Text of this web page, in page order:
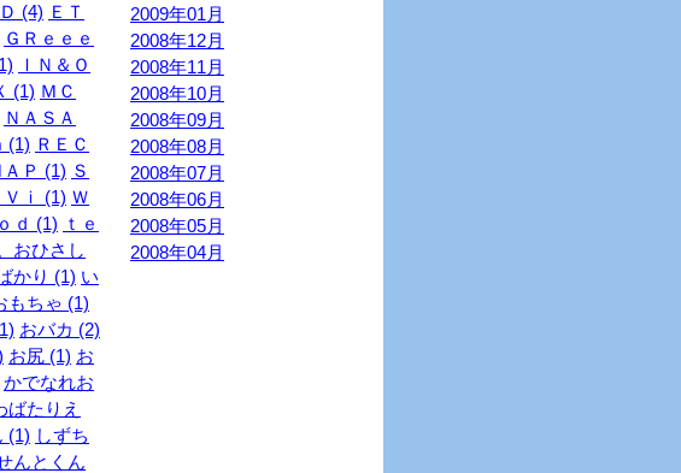
(4) ＥＴ
ＧＲｅｅｅ
ＩＮ＆Ｏ
(1) ＭＣ
ＮＡＳＡ
(1) ＲＥＣ
ＡＰ (1) Ｓ
Ｖｉ (1) Ｗ
ｄ (1) ｔｅ
おひさし
かり (1) い
もちゃ (1)
おバカ (2)
お尻 (1) お
かでなれお
ばたりえ
(1) しずち
んとくん
2009年01月
2008年12月
2008年11月
2008年10月
2008年09月
2008年08月
2008年07月
2008年06月
2008年05月
2008年04月